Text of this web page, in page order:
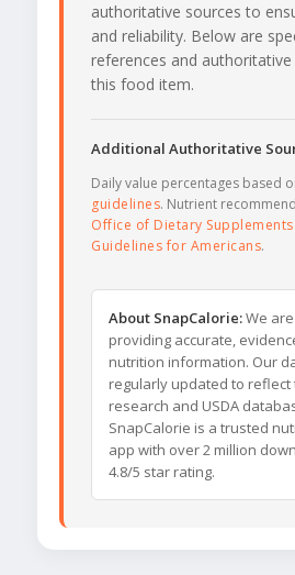
authoritative sources to
and reliability. Below are
references and
this food item.
Additional Authoritative
Daily value percentages based
guidelines. Nutrient
Office of Dietary Supplements
Guidelines for Americans.
About SnapCalorie:We
providing accurate,
nutrition information. Our
regularly updated to reflect
research and USDA
SnapCalorie is a trusted
app with over 2 million
4.8/5 star rating.